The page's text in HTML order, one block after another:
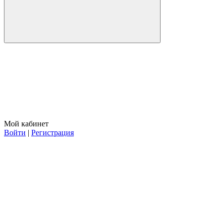
Мой кабинет
Войти | Регистрация